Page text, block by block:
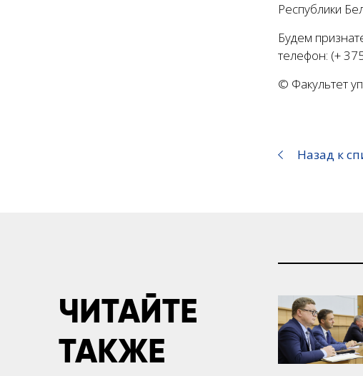
Республики
Будем
телефон: (+
© Факультет
Назад к
ЧИТАЙТЕ
ТАКЖЕ